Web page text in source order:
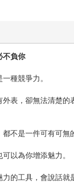
不負你
種競爭力。
表，卻無法清楚的
不是一件可有可無
以為你增添魅力。
的工具，會說話就